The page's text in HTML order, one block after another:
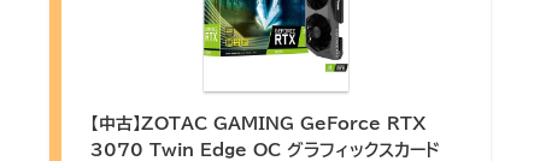
【中古】ZOTAC GAMING GeForce RTX
3070 Twin Edge OC グラフィックスカード